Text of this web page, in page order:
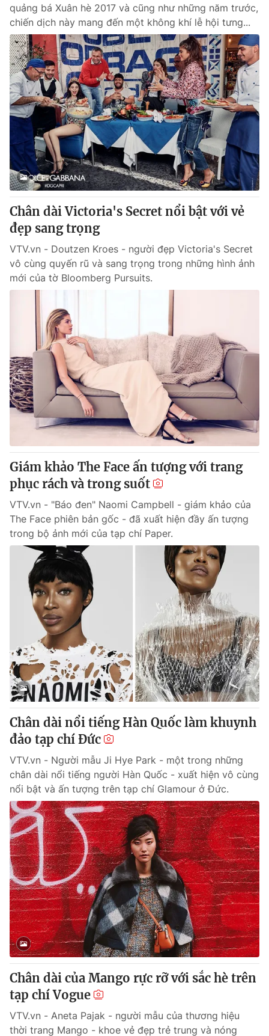
quảng bá Xuân hè 2017 và cũng như những năm trước,
chiến dịch này mang đến một không khí lễ hội tưng...
Chân dài Victoria's Secret nổi bật với vẻ
đẹp sang trọng
VTV.vn - Doutzen Kroes - người đẹp Victoria's Secret
vô cùng quyến rũ và sang trọng trong những hình ảnh
mới của tờ Bloomberg Pursuits.
Giám khảo The Face ấn tượng với trang
phục rách và trong suốt
VTV.vn - "Báo đen" Naomi Campbell - giám khảo của
The Face phiên bản gốc - đã xuất hiện đầy ấn tượng
trong bộ ảnh mới của tạp chí Paper.
Chân dài nổi tiếng Hàn Quốc làm khuynh
đảo tạp chí Đức
VTV.vn - Người mẫu Ji Hye Park - một trong những
chân dài nổi tiếng người Hàn Quốc - xuất hiện vô cùng
nổi bật và ấn tượng trên tạp chí Glamour ở Đức.
Chân dài của Mango rực rỡ với sắc hè trên
tạp chí Vogue
VTV.vn - Aneta Pajak - người mẫu của thương hiệu
thời trang Mango - khoe vẻ đẹp trẻ trung và nóng